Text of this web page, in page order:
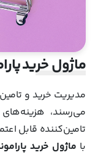
ماژول خرید
مدیریت خرید و
می‌رسند،
تامین‌کننده قابل
با ماژول خرید